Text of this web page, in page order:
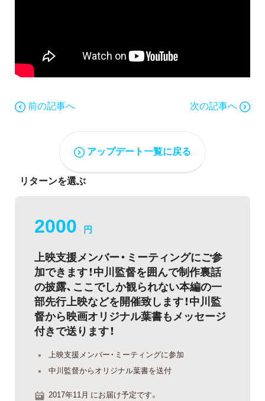
前の記事へ 次の記事へ
アップデート一覧に戻る
リターンを選ぶ
2000 円
上映支援メンバー・ミーティングにご参
加できます！中川監督を囲んで制作裏話
の披露、ここでしか観られない本編の一
部先行上映などを開催致します！中川監
督から映画オリジナル葉書もメッセージ
付きで送ります！
上映支援メンバー・ミーティングに参加
中川監督からオリジナル葉書を送付
2017年11月 にお届け予定です。